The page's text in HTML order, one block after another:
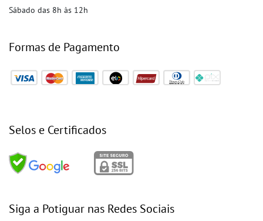
Sábado das 8h às 12h
Formas de Pagamento
Selos e Certificados
Siga a Potiguar nas Redes Sociais